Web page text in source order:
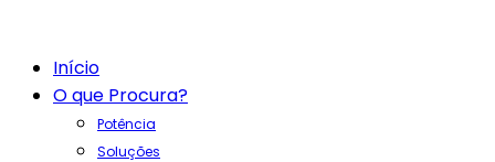
Início
O que Procura?
Potência
Soluções